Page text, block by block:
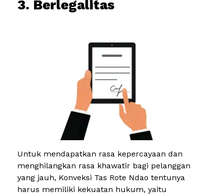
3. Berlegalitas
Untuk mendapatkan rasa kepercayaan dan
menghilangkan rasa khawatir bagi pelanggan
yang jauh, Konveksi Tas Rote Ndao tentunya
harus memiliki kekuatan hukum, yaitu